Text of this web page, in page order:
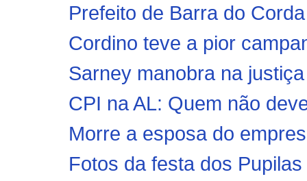
Prefeito de Barra do
Cordino teve a pior
Sarney manobra na
CPI na AL: Quem não
Morre a esposa do
Fotos da festa dos